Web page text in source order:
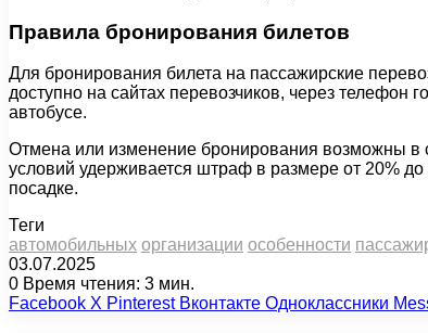
Правила бронирования билетов
Для бронирования билета на пассажирские
доступно на сайтах перевозчиков, через телефон
автобусе.
Отмена или изменение бронирования возможны в
условий удерживается штраф в размере от 20%
посадке.
Теги
автомобильных организации особенности
03.07.2025
0 Время чтения: 3 мин.
Facebook X Pinterest Вконтакте Одноклассники